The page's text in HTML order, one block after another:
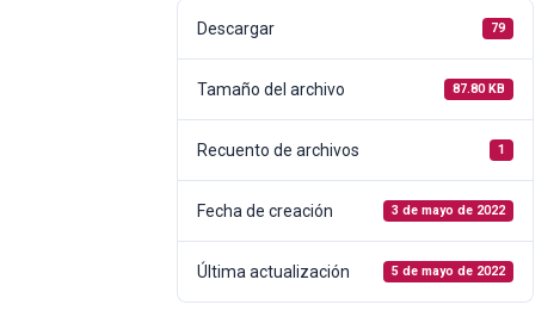
Descargar 79
Tamaño del archivo 87.80 KB
Recuento de archivos 1
Fecha de creación 3 de mayo de 2022
Última actualización 5 de mayo de 2022